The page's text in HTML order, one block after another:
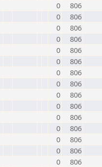
0
806
0
806
0
806
0
806
0
806
0
806
0
806
0
806
0
806
0
806
0
806
0
806
0
806
0
806
0
806